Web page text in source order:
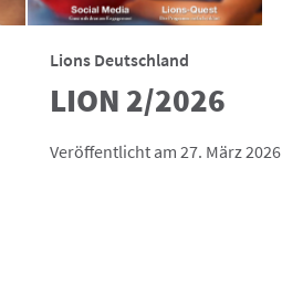
Lions Deutschland
LION 2/2026
Veröffentlicht am 27. März 2026